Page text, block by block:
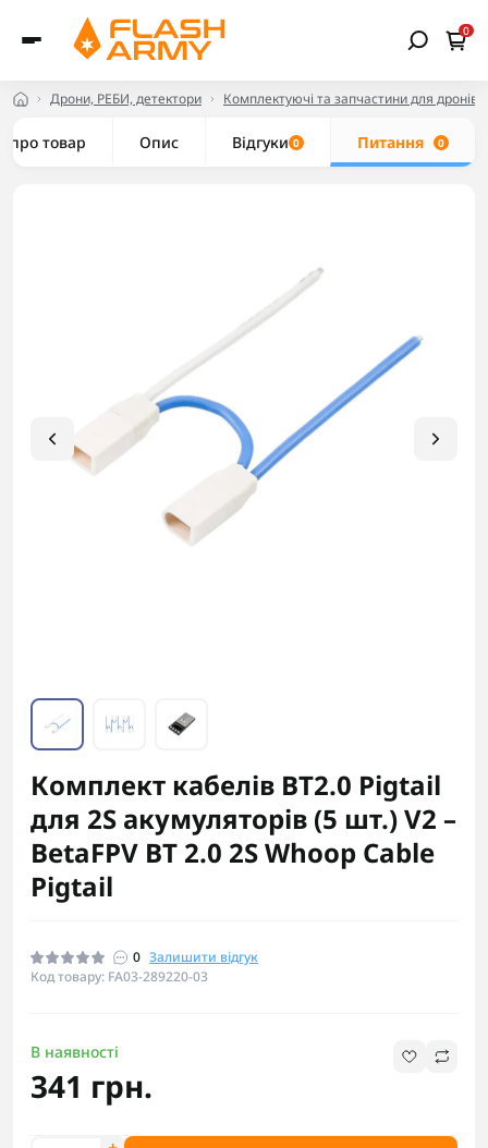
0
Дрони, РЕБИ, детектори Комплектуючі та запчастини для дронів
про товар Опис Відгуки 0 Питання 0
Комплект кабелів BT2.0 Pigtail
для 2S акумуляторів (5 шт.) V2 –
BetaFPV BT 2.0 2S Whoop Cable
Pigtail
0 Залишити відгук
Код товару: FA03-289220-03
В наявності
341 грн.